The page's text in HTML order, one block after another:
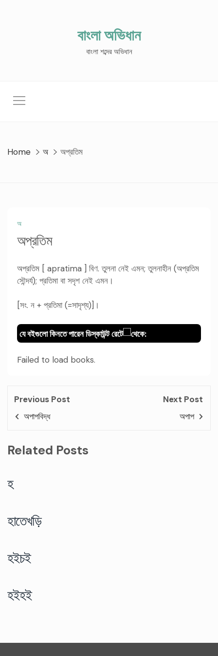
বাংলা অভিধান
বাংলা শব্দের অভিধান
Home অ অপ্রতিম
অ
অপ্রতিম
অপ্রতিম [ apratima ] বিণ. তুলনা নেই এমন; তুলনাহীন (অপ্রতিম
সৌন্দর্য); প্রতিমা বা সদৃশ নেই এমন।
[সং. ন + প্রতিমা (=সাদৃশ্য)]।
যে বইগুলো কিনতে পারেন ডিস্কাউন্ট রেটে থেকে:
Failed to load books.
Previous Post
অপাপবিদ্ধ
Next Post
অপাপ
Related Posts
হ
হাতেখড়ি
হইচই
হইহই